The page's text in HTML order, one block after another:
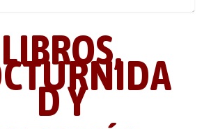
LIBROS,
D Y